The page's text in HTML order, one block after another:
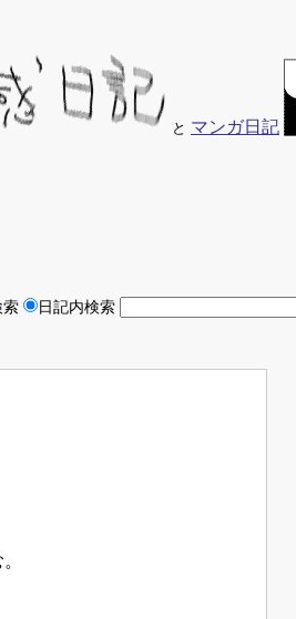
と マンガ日記
索 日記内検索